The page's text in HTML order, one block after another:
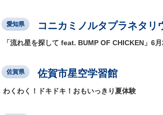
愛知県 コニカミノルタプラネタリ
「流れ星を探して feat. BUMP OF CHICKEN」6
佐賀県 佐賀市星空学習館
わくわく！ドキドキ！おもいっきり夏体験